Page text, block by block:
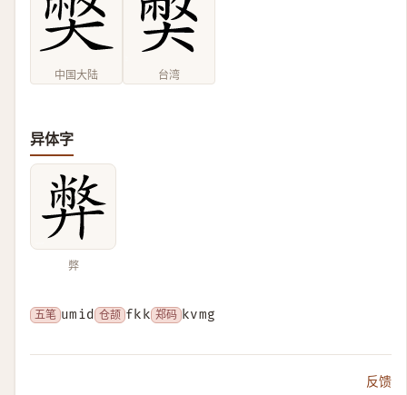
中国大陆 台湾
异体字
弊
五笔 umid 仓颉 fkk 郑码 kvmg
反馈